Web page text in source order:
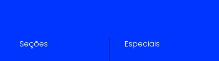
Seções Especiais